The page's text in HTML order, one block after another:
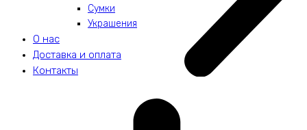
Сумки
Украшения
О нас
Доставка и оплата
Контакты